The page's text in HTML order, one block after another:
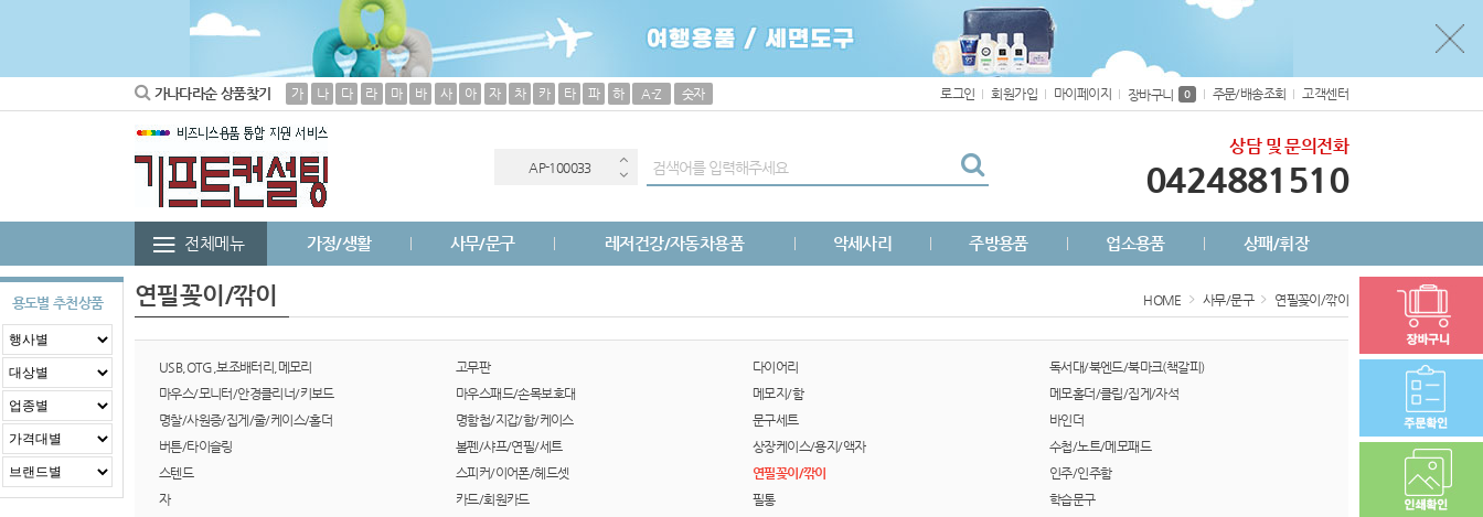
가나다라순 상품찾기 가 나 다 라 마 바 사 아 자 차 카 타 파 하 A-Z 숫자 로그인 회원가입 마이페이지 장바구니 0 주문/배송조회 고객센터
AP-100033
AP-100051
AP-100031
AP-100100
상담 및 문의전화
0424881510
전체메뉴 가정/생활 사무/문구 레저건강/자동차용품 악세사리 주방용품 업소용품 상패/휘장
용도별 추천상품 연필꽂이/깎이 HOME 사무/문구 연필꽂이/깎이
USB,OTG,보조배터리,메모리 고무판 다이어리
독서대/북엔드/북마크(책갈피)
마우스/모니터/안경클리너/키보드
마우스패드/손목보호대 메모지/함
메모홀더/클립/집게/자석
명찰/사원증/집게/줄/케이스/홀더
명함첩/지갑/함/케이스 문구세트
바인더
버튼/타이슬링
볼펜/샤프/연필/세트 상장케이스/용지/액자
수첩/노트/메모패드
스텐드
스피커/이어폰/헤드셋 연필꽂이/깎이
인주/인주함
자
카드/회원카드 필통
학습문구